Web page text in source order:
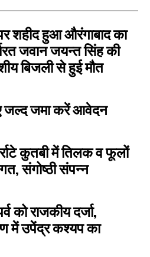
IN
Privacy Policy
शहीद हुआ औरंगाबाद का
जवान जयन्त सिंह की
बिजली से हुई मौत
जल्द जमा करें आवेदन
कुतबी में तिलक व फूलों
संगोष्ठी संपन्न
को राजकीय दर्जा,
में उपेंद्र कश्यप का